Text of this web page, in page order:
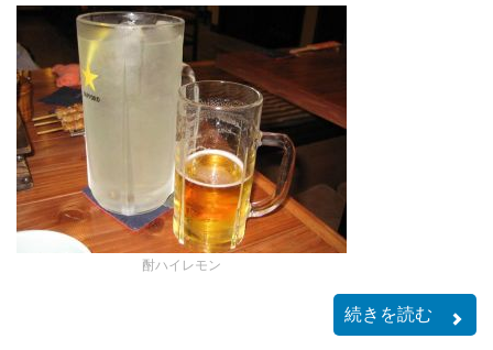
酎ハイレモン
続きを読む